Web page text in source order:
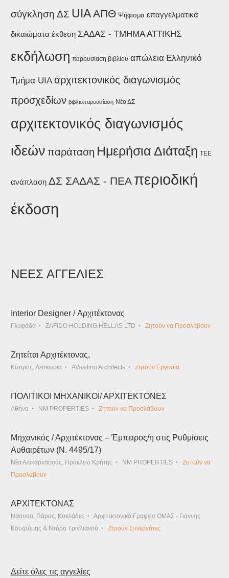
σύγκληση ΔΣ UIAΑΠΘ Ψήφισμα επαγγελματικά
δικαιώματα έκθεση ΣΑΔΑΣ - ΤΜΗΜΑ ΑΤΤΙΚΗΣ
εκδήλωση παρουσίαση βιβλίου απώλεια Ελληνικό
Τμήμα UIA αρχιτεκτονικός διαγωνισμός
προσχεδίων βιβλιοπαρουσίαση Νέο ΔΣ
αρχιτεκτονικός διαγωνισμός
ιδεών παράταση Ημερήσια Διάταξη ΤΕΕ
ανάπλαση ΔΣ ΣΑΔΑΣ - ΠΕΑ περιοδική
έκδοση
ΝΕΕΣ ΑΓΓΕΛΙΕΣ
Interior Designer / Αρχιτέκτονας
Γλυφάδα ZAFIDO HOLDING HELLAS LTD Ζητούν να Προσλάβουν
Ζητείται Αρχιτέκτονας,
Κύπρος, Λευκωσια AVasiliou Architects Ζητούν Εργασία
ΠΟΛΙΤΙΚΟΙ ΜΗΧΑΝΙΚΟΙ/ ΑΡΧΙΤΕΚΤΟΝΕΣ
Αθήνα NM PROPERTIES Ζητούν να Προσλάβουν
Μηχανικός / Αρχιτέκτονας – Έμπειρος/η στις Ρυθμίσεις
Αυθαιρέτων (Ν. 4495/17)
Νέα Αλικαρνασσός, Ηράκλειο Κρήτης NM PROPERTIES
Ζητούν να
Προσλάβουν
ΑΡΧΙΤΕΚΤΟΝΑΣ
Νάουσα, Πάρος, Κυκλάδες
Αρχιτεκτονικό Γραφείο ΟΜΑΣ - Γιάννης
Κουζούμης & Ντόρα Τριγλιανού
Ζητούν Συνεργάτες
Δείτε όλες τις αγγελίες